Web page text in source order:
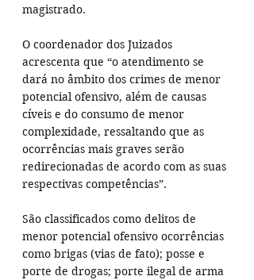
magistrado.
O coordenador dos Juizados
acrescenta que “o atendimento se
dará no âmbito dos crimes de menor
potencial ofensivo, além de causas
cíveis e do consumo de menor
complexidade, ressaltando que as
ocorrências mais graves serão
redirecionadas de acordo com as suas
respectivas competências”.
São classificados como delitos de
menor potencial ofensivo ocorrências
como brigas (vias de fato); posse e
porte de drogas; porte ilegal de arma